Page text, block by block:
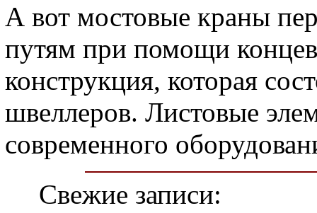
А вот мостовые краны
путям при помощи
конструкция, которая
швеллеров. Листовые
современного
Свежие записи: